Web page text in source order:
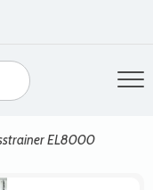
EL8000